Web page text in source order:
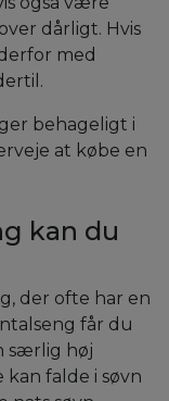
dårligt. Hvis
med
behageligt i
at købe en
kan du
der ofte har en
får du
særlig høj
kan falde i søvn